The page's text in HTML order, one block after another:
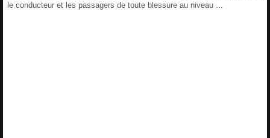
le conducteur et les passagers de toute blessure au niveau ...